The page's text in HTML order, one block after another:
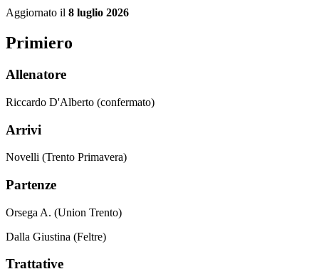
Aggiornato il 8 luglio 2026
Primiero
Allenatore
Riccardo D'Alberto (confermato)
Arrivi
Novelli (Trento Primavera)
Partenze
Orsega A. (Union Trento)
Dalla Giustina (Feltre)
Trattative